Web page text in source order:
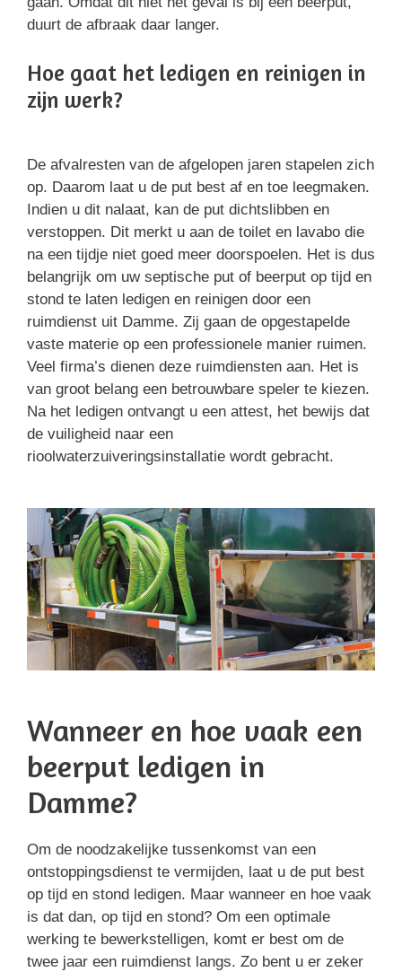
duurt de afbraak daar langer.
Hoe gaat het ledigen en reinigen in
zijn werk?
De afvalresten van de afgelopen jaren stapelen zich
op. Daarom laat u de put best af en toe leegmaken.
Indien u dit nalaat, kan de put dichtslibben en
verstoppen. Dit merkt u aan de toilet en lavabo die
na een tijdje niet goed meer doorspoelen. Het is dus
belangrijk om uw septische put of beerput op tijd en
stond te laten ledigen en reinigen door een
ruimdienst uit Damme. Zij gaan de opgestapelde
vaste materie op een professionele manier ruimen.
Veel firma’s dienen deze ruimdiensten aan. Het is
van groot belang een betrouwbare speler te kiezen.
Na het ledigen ontvangt u een attest, het bewijs dat
de vuiligheid naar een
rioolwaterzuiveringsinstallatie wordt gebracht.
Wanneer en hoe vaak een
beerput ledigen in
Damme?
Om de noodzakelijke tussenkomst van een
ontstoppingsdienst te vermijden, laat u de put best
op tijd en stond ledigen. Maar wanneer en hoe vaak
is dat dan, op tijd en stond? Om een optimale
werking te bewerkstelligen, komt er best om de
twee jaar een ruimdienst langs. Zo bent u er zeker